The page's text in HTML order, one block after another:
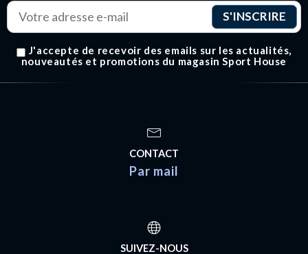
J'accepte de recevoir des emails sur les actualités,
nouveautés et promotions du magasin Sport House
CONTACT
Par mail
SUIVEZ-NOUS